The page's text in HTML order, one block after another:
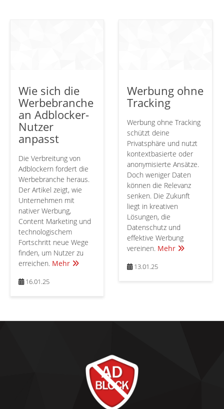
Wie sich die
Werbebranche
an Adblocker-
Nutzer
anpasst
Die Verbreitung von
Adblockern fordert die
Werbebranche heraus.
Der Artikel zeigt, wie
Unternehmen mit
nativer Werbung,
Content Marketing und
technologischem
Fortschritt neue Wege
finden, um Nutzer zu
erreichen. Mehr
16.01.25
Werbung ohne
Tracking
Werbung ohne Tracking
schützt deine
Privatsphäre und nutzt
kontextbasierte oder
anonymisierte Ansätze.
Doch weniger Daten
können die Relevanz
senken. Die Zukunft
liegt in kreativen
Lösungen, die
Datenschutz und
effektive Werbung
vereinen. Mehr
13.01.25